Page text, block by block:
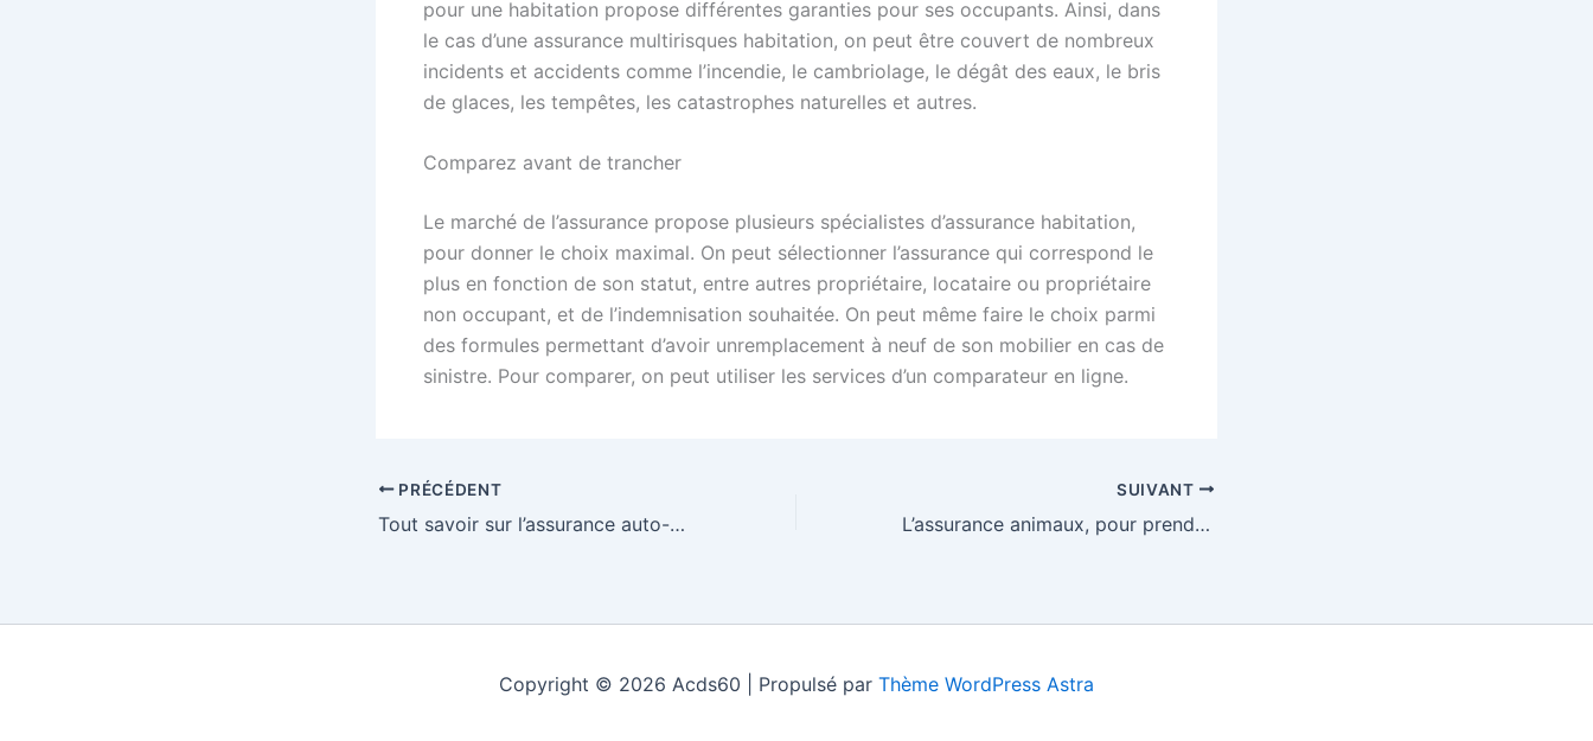
pour une habitation propose différentes garanties pour ses occupants. Ainsi, dans
le cas d’une assurance multirisques habitation, on peut être couvert de nombreux
incidents et accidents comme l’incendie, le cambriolage, le dégât des eaux, le bris
de glaces, les tempêtes, les catastrophes naturelles et autres.
Comparez avant de trancher
Le marché de l’assurance propose plusieurs spécialistes d’assurance habitation,
pour donner le choix maximal. On peut sélectionner l’assurance qui correspond le
plus en fonction de son statut, entre autres propriétaire, locataire ou propriétaire
non occupant, et de l’indemnisation souhaitée. On peut même faire le choix parmi
des formules permettant d’avoir unremplacement à neuf de son mobilier en cas de
sinistre. Pour comparer, on peut utiliser les services d’un comparateur en ligne.
PRÉCÉDENT
Tout savoir sur l’assurance auto-moto
SUIVANT
L’assurance animaux, pour prendre en charge leur santé
Copyright © 2026 Acds60 | Propulsé par Thème WordPress Astra